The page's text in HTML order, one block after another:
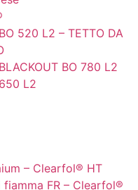
520 L2 – TETTO DA
BO 780 L2
L2
– Clearfol® HT
FR – Clearfol®